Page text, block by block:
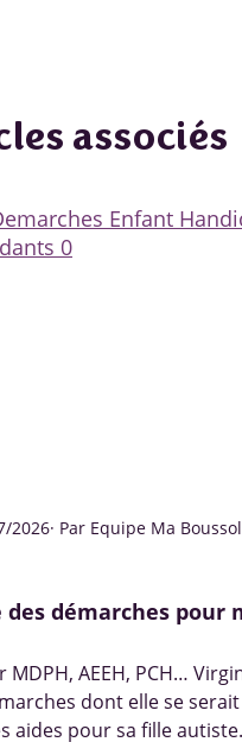
associés
2026· Par Equipe Ma
démarches pour
MDPH, AEEH, PCH…
dont elle se
aides pour sa fille autiste.